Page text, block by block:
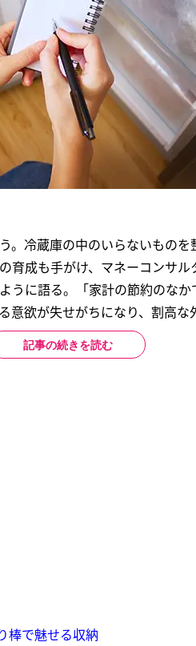
。冷蔵庫の中のいらないもの
育成も手がけ、マネーコンサ
うに語る。「家計の節約のな
意欲が失せがちになり、割高な
記事の続きを読む
棒で魅せる収納